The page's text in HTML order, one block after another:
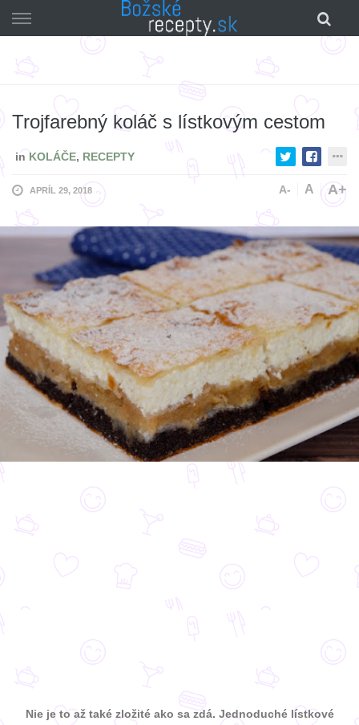
to
Trojfarebný koláč s lístkovým cestom
in KOLÁČE, RECEPTY
APRÍL 29, 2018 A- A A+
Nie je to až také zložité ako sa zdá. Jednoduché lístkové